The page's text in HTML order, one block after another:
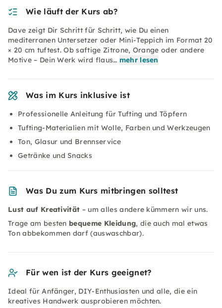
Wie läuft der Kurs ab?
Dave zeigt Dir Schritt für Schritt, wie Du einen
mediterranen Untersetzer oder Mini-Teppich im Format 20
× 20 cm tuftest. Ob saftige Zitrone, Orange oder andere
Motive – Dein Werk wird flaus… mehr lesen
Was im Kurs inklusive ist
Professionelle Anleitung für Tufting und Töpfern
Tufting-Materialien mit Wolle, Farben und Werkzeugen
Ton, Glasur und Brennservice
Getränke und Snacks
Was Du zum Kurs mitbringen solltest
Lust auf Kreativität – um alles andere kümmern wir uns.
Trage am besten bequeme Kleidung, die auch mal etwas
Ton abbekommen darf (auswaschbar).
Für wen ist der Kurs geeignet?
Ideal für Anfänger, DIY-Enthusiasten und alle, die ein
kreatives Handwerk ausprobieren möchten.